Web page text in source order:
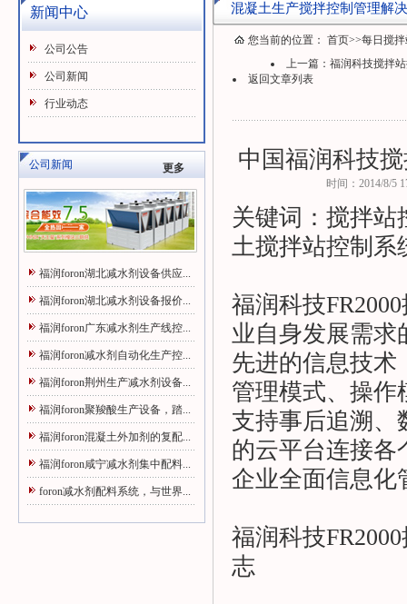
新闻中心
公司公告
公司新闻
行业动态
公司新闻 更多
福润foron湖北减水剂设备供应...
福润foron湖北减水剂设备报价...
福润foron广东减水剂生产线控...
福润foron减水剂自动化生产控...
福润foron荆州生产减水剂设备...
福润foron聚羧酸生产设备，踏...
福润foron混凝土外加剂的复配...
福润foron咸宁减水剂集中配料...
foron减水剂配料系统，与世界...
混凝土生产搅拌控制管理解
您当前的位置： 首页>>每日搅
上一篇： 福润科技搅拌
返回文章列表
时间：2014/8/5
中国福润科技
关键词： 搅拌站
土搅拌站控制系
福润科技FR2000
业自身发展需求
先进的信息技术
管理模式、操作
支持事后追溯、
的云平台连接各
企业全面信息
福润科技FR2000
志